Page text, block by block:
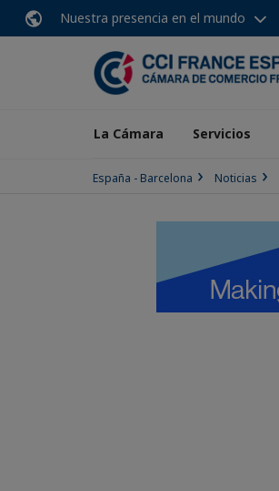
Nuestra presencia en el mundo
La Cámara Servicios
España - Barcelona Noticias